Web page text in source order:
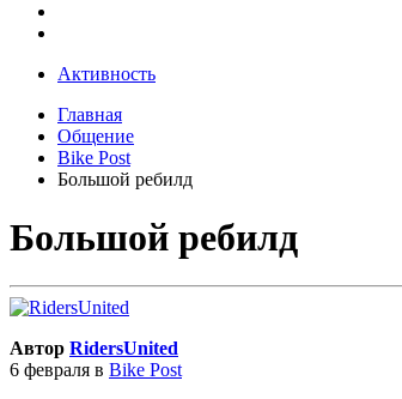
Активность
Главная
Общение
Bike Post
Большой ребилд
Большой ребилд
Автор RidersUnited
6 февраля в Bike Post